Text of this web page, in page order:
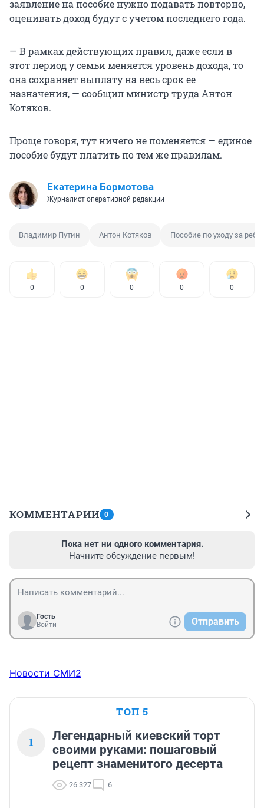
заявление на пособие нужно подавать повторно,
оценивать доход будут с учетом последнего года.
— В рамках действующих правил, даже если в
этот период у семьи меняется уровень дохода, то
она сохраняет выплату на весь срок ее
назначения, — сообщил министр труда Антон
Котяков.
Проще говоря, тут ничего не поменяется — единое
пособие будут платить по тем же правилам.
Екатерина Бормотова
Журналист оперативной редакции
Владимир Путин Антон Котяков Пособие по уходу за
0 0 0 0 0
КОММЕНТАРИИ 0
Пока нет ни одного комментария.
Начните обсуждение первым!
Гость
Войти
Отправить
Новости СМИ2
ТОП 5
1
Легендарный киевский торт
своими руками: пошаговый
рецепт знаменитого десерта
26 327 6